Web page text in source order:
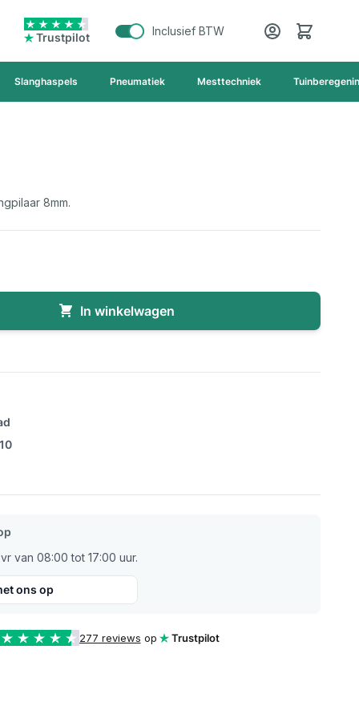
Trustpilot Inclusief BTW Cart
Slanghaspels Pneumatiek Mesttechniek
8mm.
In winkelwagen
van 08:00 tot 17:00 uur.
ons op
277 reviews op Trustpilot